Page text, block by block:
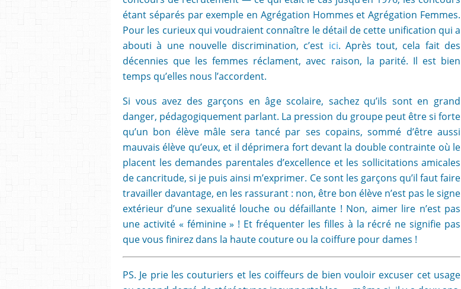
étant séparés par exemple en Agrégation Hommes et Agrégation Femmes.
Pour les curieux qui voudraient connaître le détail de cette unification qui a
abouti à une nouvelle discrimination, c’est ici. Après tout, cela fait des
décennies que les femmes réclament, avec raison, la parité. Il est bien
temps qu’elles nous l’accordent.
Si vous avez des garçons en âge scolaire, sachez qu’ils sont en grand
danger, pédagogiquement parlant. La pression du groupe peut être si forte
qu’un bon élève mâle sera tancé par ses copains, sommé d’être aussi
mauvais élève qu’eux, et il déprimera fort devant la double contrainte où le
placent les demandes parentales d’excellence et les sollicitations amicales
de cancritude, si je puis ainsi m’exprimer. Ce sont les garçons qu’il faut faire
travailler davantage, en les rassurant : non, être bon élève n’est pas le signe
extérieur d’une sexualité louche ou défaillante ! Non, aimer lire n’est pas
une activité « féminine » ! Et fréquenter les filles à la récré ne signifie pas
que vous finirez dans la haute couture ou la coiffure pour dames !
PS. Je prie les couturiers et les coiffeurs de bien vouloir excuser cet usage